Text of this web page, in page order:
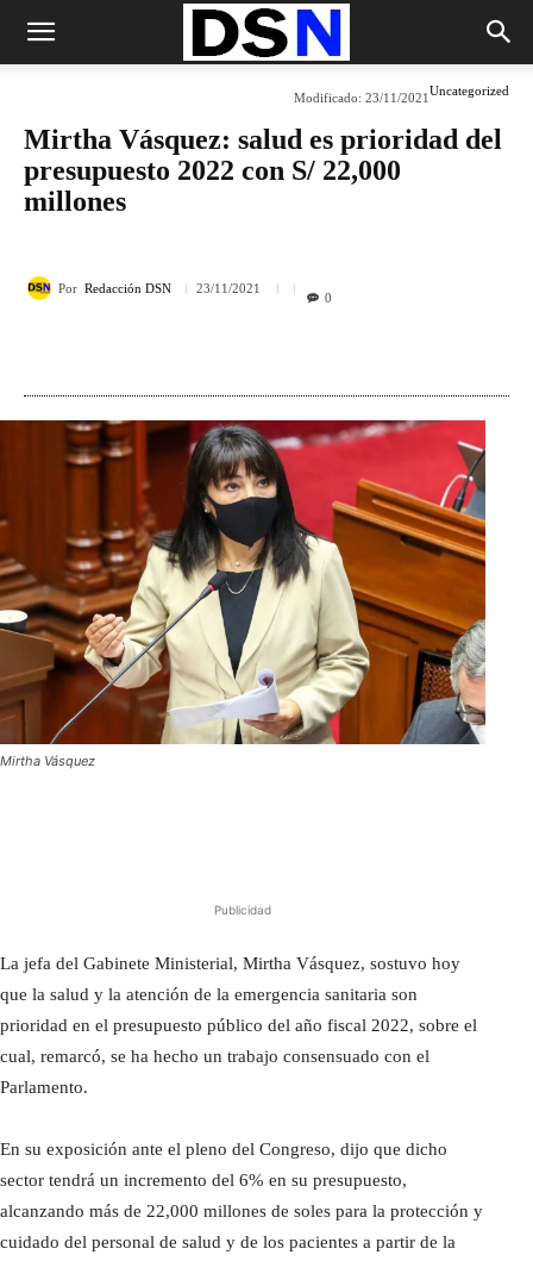
Uncategorized
Modificado: 23/11/2021
Mirtha Vásquez: salud es prioridad del
presupuesto 2022 con S/ 22,000
millones
Por Redacción DSN 23/11/2021
0
Mirtha Vásquez
Publicidad
La jefa del Gabinete Ministerial, Mirtha Vásquez, sostuvo hoy
que la salud y la atención de la emergencia sanitaria son
prioridad en el presupuesto público del año fiscal 2022, sobre el
cual, remarcó, se ha hecho un trabajo consensuado con el
Parlamento.
En su exposición ante el pleno del Congreso, dijo que dicho
sector tendrá un incremento del 6% en su presupuesto,
alcanzando más de 22,000 millones de soles para la protección y
cuidado del personal de salud y de los pacientes a partir de la